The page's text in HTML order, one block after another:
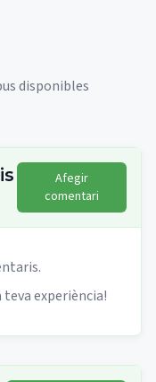
disponibles
Afegir
comentari
experiència!